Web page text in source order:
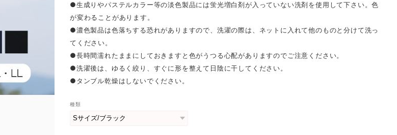
●生成りやパステルカラー等の淡色製品には蛍光増白剤が入っていない洗剤を使用して下さい。色
が変わることがあります。
●濃色製品は色落ちする恐れがありますので、洗濯の際は、ネットに入れて他のものと分けて洗っ
てください。
●長時間濡れたままにしておきますと色がうつる心配がありますのでご注意ください。
●洗濯後は、ゆるく絞り、すぐに形を整えて日陰に干してください。
●タンブル乾燥はしないでください。
種類